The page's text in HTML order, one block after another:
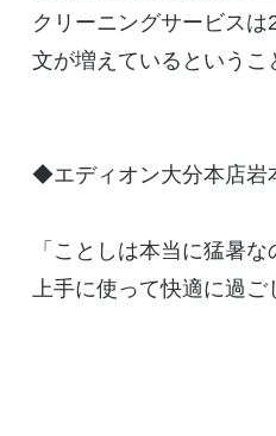
クリーニングサービス
文が増えているというこ
◆エディオン大分本店岩
「ことしは本当に猛暑
上手に使って快適に過ご